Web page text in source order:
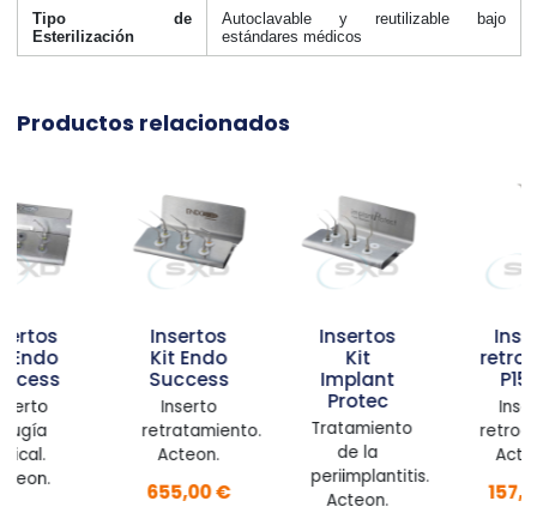
Tipo de
Esterilización
Autoclavable y reutilizable bajo
estándares médicos
Productos relacionados
Insertos
Kit Endo
Success
retratamiento.
655,00 €
Insertos
Implant
Tratamiento
periimplantitis.
retrocirugía
retrocirugía.
157,00 €